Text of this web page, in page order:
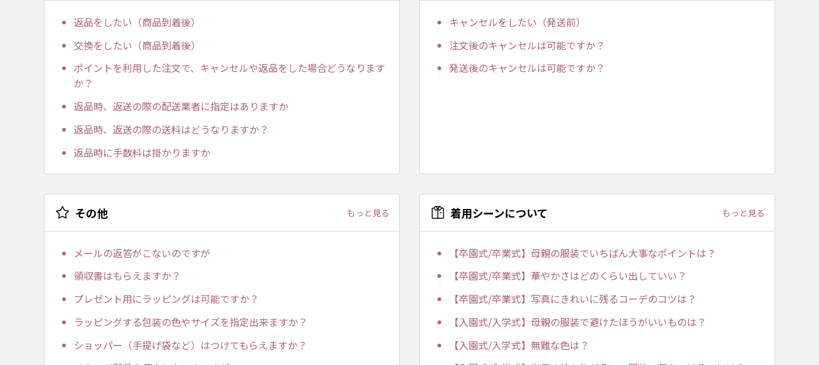
返品をしたい（商品到着後）
交換をしたい（商品到着後）
ポイントを利用した注文で、キャンセルや返品をした場合どうなります
か？
返品時、返送の際の配送業者に指定はありますか
返品時、返送の際の送料はどうなりますか？
返品時に手数料は掛かりますか
キャンセルをしたい（発送前）
注文後のキャンセルは可能ですか？
発送後のキャンセルは可能ですか？
その他 もっと見る
メールの返答がこないのですが
領収書はもらえますか？
プレゼント用にラッピングは可能ですか？
ラッピングする包装の色やサイズを指定出来ますか？
ショッパー（手提げ袋など）はつけてもらえますか？
着用シーンについて もっと見る
【卒園式/卒業式】母親の服装でいちばん大事なポイントは？
【卒園式/卒業式】華やかさはどのくらい出していい？
【卒園式/卒業式】写真にきれいに残るコーデのコツは？
【入園式/入学式】母親の服装で避けたほうがいいものは？
【入園式/入学式】無難な色は？